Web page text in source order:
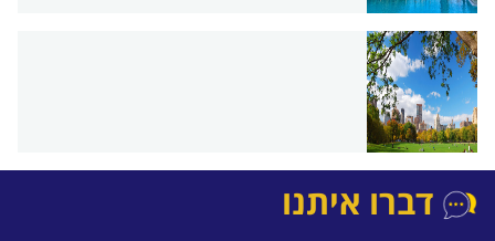
דברו איתנו